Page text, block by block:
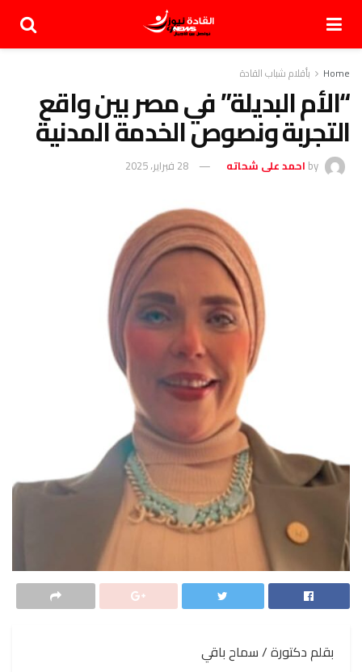
Home بأقلام شباب القادة
“الأم البديلة” في مصر بين واقع
التجربة ونصوص الخدمة المدنية
by احمد على شحاته 28 فبراير، 2025
بقلم دكتورة / سماح باقي